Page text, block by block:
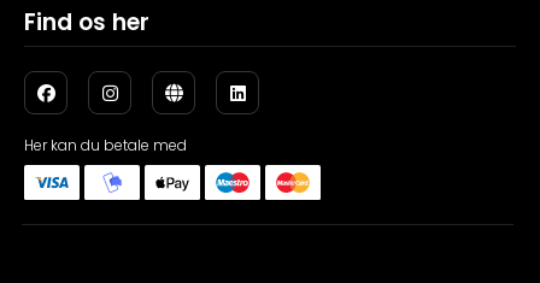
Find os her
Her kan du betale med